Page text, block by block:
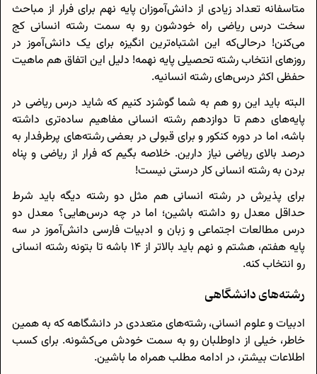
متاسفانه تعداد زیادی از دانش‌آموزان پایه نهم برای فرار از مباحث
سخت درس ریاضی راه خودشون رو به سمت رشته انسانی کج
می‌کنن! درحالی‌که این اشتباه‌ترین انگیزه برای یک دانش‌آموز در
روزهای انتخاب رشته تحصیلی پایه نهمه! دلیل این اتفاق هم ماهیت
حفظی اکثر درس‌های رشته انسانیه.
البته باید این رو هم به شما گوشزد کنیم که شاید درس ریاضی در
پایه‌های دهم تا دوازدهم رشته انسانی مفاهیم ساده‌تری داشته
باشه، اما در دوره کنکور و برای قبولی در بعضی رشته‌های پرطرفدار به
درصد بالای ریاضی نیاز دارین. خلاصه بگیم که فرار از ریاضی و پناه
بردن به رشته انسانی کار درستی نیست!
برای پذیرش در رشته انسانی هم مثل دو رشته دیگه باید شرط
حداقل معدل رو داشته باشین؛ اما در چه درس‌هایی؟ معدل دو
درس مطالعات اجتماعی و زبان و ادبیات فارسی دانش‌آموز در سه
پایه هفتم، هشتم و نهم باید بالاتر از 14 باشه تا بتونه رشته انسانی
رو انتخاب کنه.
رشته‌های دانشگاهی
ادبیات و علوم انسانی، رشته‌های متعددی در دانشگاهه که به همین
خاطر، خیلی از داوطلبان رو به سمت خودش می‌کشونه. برای کسب
اطلاعات بیشتر، در ادامه مطلب همراه ما باشین.